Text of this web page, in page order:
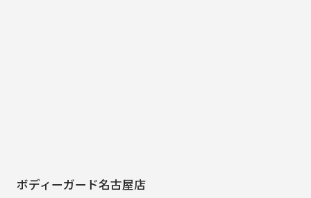
ボディーガード名古屋店